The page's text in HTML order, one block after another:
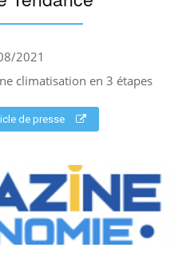
2021
climatisation en 3 étapes
de presse